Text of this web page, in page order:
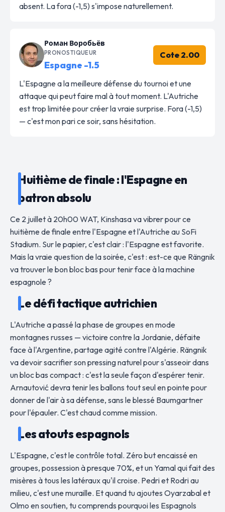
absent. La fora (-1,5) s'impose naturellement.
Роман Воробьёв
PRONOSTIQUEUR
Espagne -1.5
Cote 2.00
L'Espagne a la meilleure défense du tournoi et une
attaque qui peut faire mal à tout moment. L'Autriche
est trop limitée pour créer la vraie surprise. Fora (-1,5)
— c'est mon pari ce soir, sans hésitation.
Huitième de finale : l'Espagne en
patron absolu
Ce 2 juillet à 20h00 WAT, Kinshasa va vibrer pour ce
huitième de finale entre l'Espagne et l'Autriche au SoFi
Stadium. Sur le papier, c'est clair : l'Espagne est favorite.
Mais la vraie question de la soirée, c'est : est-ce que Rängnik
va trouver le bon bloc bas pour tenir face à la machine
espagnole ?
Le défi tactique autrichien
L'Autriche a passé la phase de groupes en mode
montagnes russes — victoire contre la Jordanie, défaite
face à l'Argentine, partage agité contre l'Algérie. Rängnik
va devoir sacrifier son pressing naturel pour s'asseoir dans
un bloc bas compact : c'est la seule façon d'espérer tenir.
Arnautović devra tenir les ballons tout seul en pointe pour
donner de l'air à sa défense, sans le blessé Baumgartner
pour l'épauler. C'est chaud comme mission.
Les atouts espagnols
L'Espagne, c'est le contrôle total. Zéro but encaissé en
groupes, possession à presque 70%, et un Yamal qui fait des
misères à tous les latéraux qu'il croise. Pedri et Rodri au
milieu, c'est une muraille. Et quand tu ajoutes Oyarzabal et
Olmo en soutien, tu comprends pourquoi les Espagnols